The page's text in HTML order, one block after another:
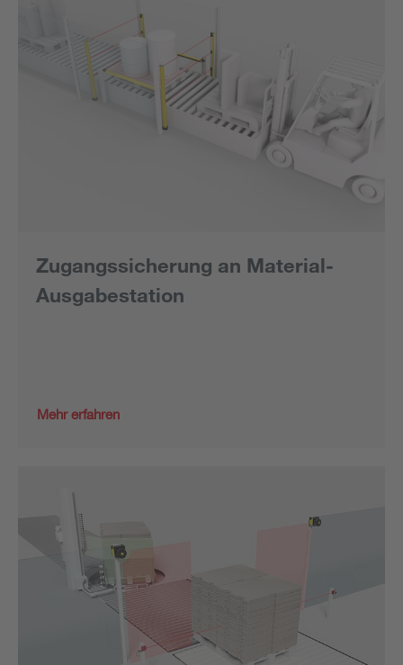
Zugangssicherung an Material-
Ausgabestation
Mehr erfahren